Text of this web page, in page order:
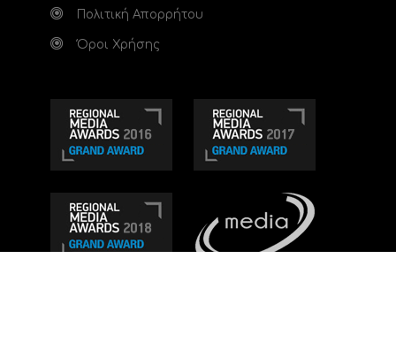
Πολιτική Απορρήτου
Όροι Χρήσης